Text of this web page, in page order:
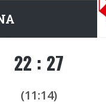
22 : 27
(11:14)